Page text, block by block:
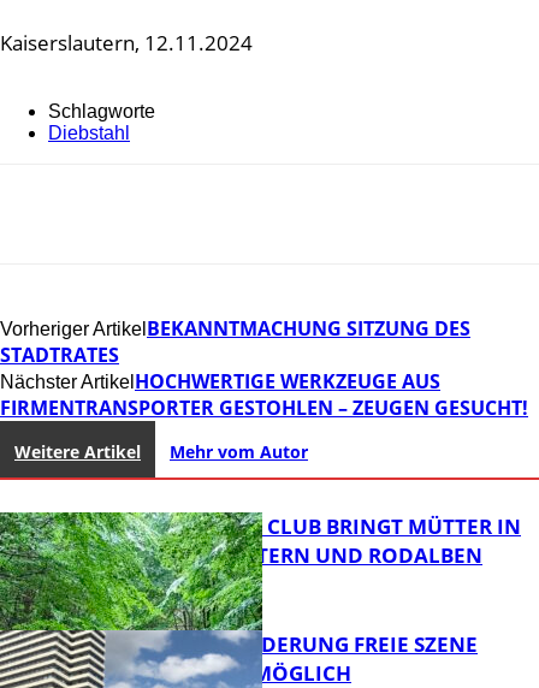
Kaiserslautern, 12.11.2024
Schlagworte
Diebstahl
Vorheriger Artikel BEKANNTMACHUNG SITZUNG DES
STADTRATES
Nächster Artikel HOCHWERTIGE WERKZEUGE AUS
FIRMENTRANSPORTER GESTOHLEN – ZEUGEN GESUCHT!
Weitere Artikel Mehr vom Autor
NEUER MOM CLUB BRINGT MÜTTER IN
KAISERSLAUTERN UND RODALBEN
ZUSAMMEN
PROJEKTFÖRDERUNG FREIE SZENE
WEITERHIN MÖGLICH